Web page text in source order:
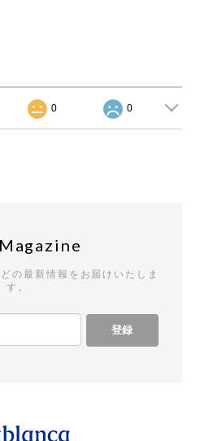
0 0
の最新情報をお届けいたしま
す。
登録